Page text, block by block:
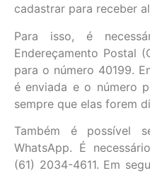
cadastrar para receber
Para isso, é
Endereçamento Postal
para o número 40199.
é enviada e o número
sempre que elas forem
Também é possível
WhatsApp. É
(61) 2034-4611. Em